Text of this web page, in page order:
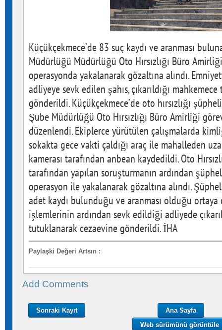
Küçükçekmece’de 83 suç kaydı ve aranması
Müdürlüğü Müdürlüğü Oto Hırsızlığı Büro
operasyonda yakalanarak gözaltına alındı.
adliyeye sevk edilen şahıs, çıkarıldığı
gönderildi. Küçükçekmece’de oto hırsızlığı
Şube Müdürlüğü Oto Hırsızlığı Büro Amirliği
düzenlendi. Ekiplerce yürütülen çalışmalarda
sokakta gece vakti çaldığı araç ile mahalleden
kamerası tarafından anbean kaydedildi. Oto
tarafından yapılan soruşturmanın ardından
operasyon ile yakalanarak gözaltına alındı.
adet kaydı bulunduğu ve aranması olduğu ortaya
işlemlerinin ardından sevk edildiği adliyede
tutuklanarak cezaevine gönderildi. İHA
Paylaşki Değeri Artsın :
Add Comments
Sonraki Kayıt
Ana Sayfa
Web sürümünü görüntüle